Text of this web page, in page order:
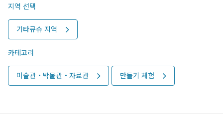
지역 선택
기타큐슈 지역
카테고리
미술관・박물관・자료관 만들기 체험